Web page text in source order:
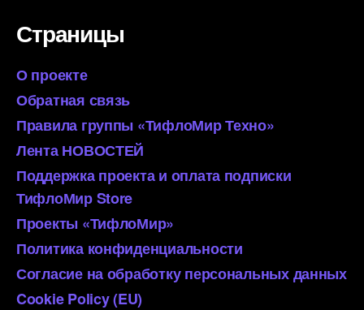
Страницы
О проекте
Обратная связь
Правила группы «ТифлоМир Техно»
Лента НОВОСТЕЙ
Поддержка проекта и оплата подписки
ТифлоМир Store
Проекты «ТифлоМир»
Политика конфиденциальности
Согласие на обработку персональных данных
Cookie Policy (EU)